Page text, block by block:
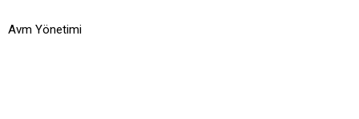
Avm Yönetimi